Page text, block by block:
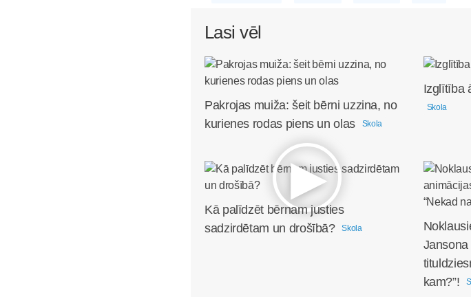
Lasi vēl
Pakrojas muiža: šeit bērni uzzina, no
kurienes rodas piens un olas
Skola
Izglītība
Skola
Kā palīdzēt bērnam justies
sadzirdētam un drošībā?
Skola
Jansona
kam?”!